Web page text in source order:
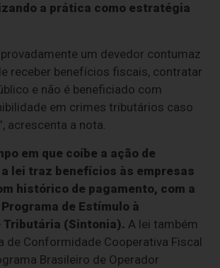
a prática como estratégia
um devedor contumaz
receber benefícios fiscais, contratar
e não é beneficiado com
em crimes tributários caso
acrescenta a nota.
em que coíbe a ação de
lei traz benefícios às empresas
histórico de pagamento, com a
de Estímulo à
Tributária (Sintonia). A lei também
de Conformidade Cooperativa Fiscal
Brasileiro de Operador